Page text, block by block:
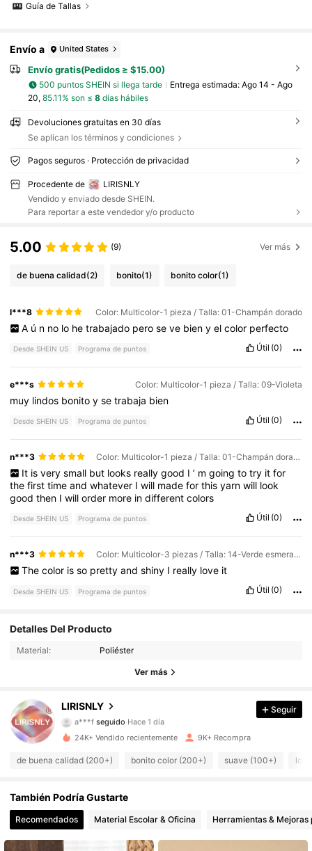
Guía de Tallas
Envío a United States
Envío gratis(Pedidos ≥ $15.00)
500 puntos SHEIN si llega tarde Entrega estimada: Ago 14 - Ago
20, 85.11% son ≤ 8días hábiles
Devoluciones gratuitas en 30 días
Se aplican los términos y condiciones
Pagos seguros · Protección de privacidad
Procedente de
LIRISNLY
Vendido y enviado desde SHEIN.
Para reportar a este vendedor y/o producto
5.00 (9) Ver más
de buena calidad(2) bonito(1) bonito color(1)
l***8 Color: Multicolor-1 pieza / Talla: 01-Champán dorado
A ú n no lo he trabajado pero se ve bien y el color perfecto
Desde SHEIN US Programa de puntos Útil (0)
e***s Color: Multicolor-1 pieza / Talla: 09-Violeta
muy lindos bonitoysetrabaja bien
Desde SHEIN US Programa de puntos Útil (0)
n***3 Color: Multicolor-1 pieza / Talla: 01-Champán dorado
It is very small but looks really good I ’ m going to try it for
thefirsttimeandwhatever Iwill madeforthisyarnwill look
goodthen Iwillorder more indifferentcolors
Desde SHEIN US Programa de puntos Útil (0)
n***3 Color: Multicolor-3 piezas / Talla: 14-Verde esmeralda
The color is so pretty and shiny I really love it
Desde SHEIN US Programa de puntos Útil (0)
Detalles Del Producto
Material: Poliéster
Ver más
LIRISNLY
4.90 2.6K Seguidores
a***f seguido Hace 1 día
4.90 2.6K Seguidores
4.90 2.6K Seguidores
4.90
Seguir
24K+ Vendido recientemente 9K+ Recompra
de buena calidad (200+) bonito color (200+) suave (100+) lo
También Podría Gustarte
Recomendados Material Escolar & Oficina Herramientas & Mejoras